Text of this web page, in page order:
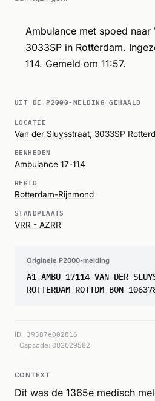
Ambulance met spoed naar
3033SP in Rotterdam.
114. Gemeld om 11:57.
UIT DE P2000-MELDING GEHAALD
LOCATIE
Van der Sluysstraat, 3033SP
EENHEDEN
Ambulance 17-114
REGIO
Rotterdam-Rijnmond
STANDPLAATS
VRR - AZRR
Originele P2000-melding
A1 AMBU 17114 VAN DER
ROTTERDAM ROTTDM BON
ID: 39387e002816
Capcode: 002029582
CONTEXT
Dit was de 1365e medisch